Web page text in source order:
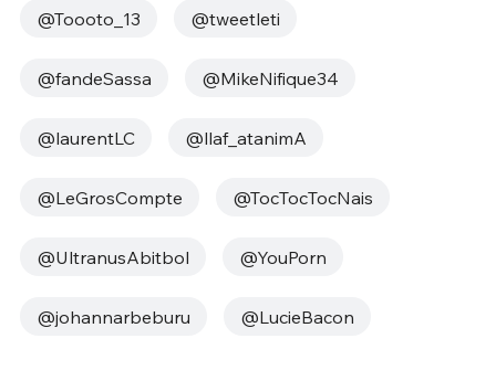
@Toooto_13 @tweetleti
@fandeSassa @MikeNifique34
@laurentLC @llaf_atanimA
@LeGrosCompte @TocTocTocNais
@UltranusAbitbol @YouPorn
@johannarbeburu @LucieBacon